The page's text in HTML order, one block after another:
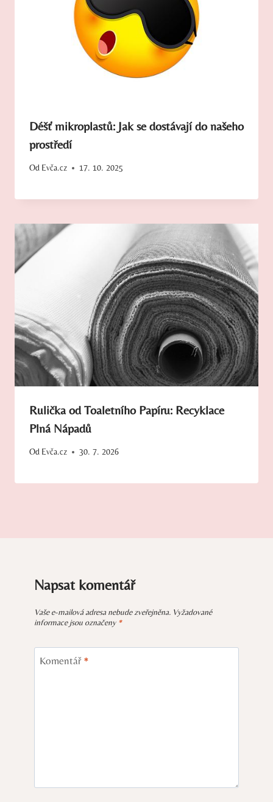
Déšť mikroplastů: Jak se dostávají do našeho
prostředí
Od Evča.cz 17. 10. 2025
Rulička od Toaletního Papíru: Recyklace
Plná Nápadů
Od Evča.cz 30. 7. 2026
Napsat komentář
Vaše e-mailová adresa nebude zveřejněna. Vyžadované
informace jsou označeny *
Komentář *